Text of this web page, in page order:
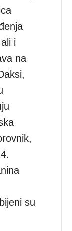
i
na
su